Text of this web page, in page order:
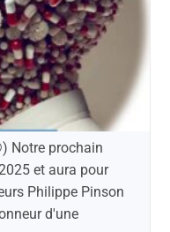
Notre prochain
et aura pour
Philippe Pinson
d'une